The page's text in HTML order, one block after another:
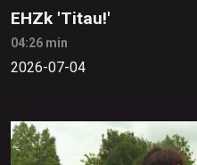
EHZk 'Titau!'
04:26 min
2026-07-04